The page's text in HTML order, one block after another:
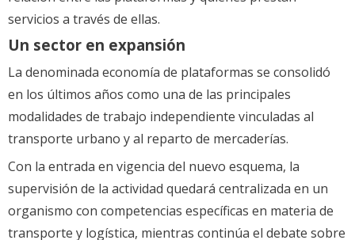
servicios a través de ellas.
Un sector en expansión
La denominada economía de plataformas se consolidó
en los últimos años como una de las principales
modalidades de trabajo independiente vinculadas al
transporte urbano y al reparto de mercaderías.
Con la entrada en vigencia del nuevo esquema, la
supervisión de la actividad quedará centralizada en un
organismo con competencias específicas en materia de
transporte y logística, mientras continúa el debate sobre